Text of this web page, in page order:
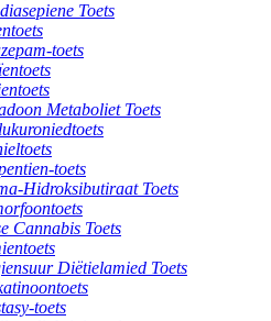
Toets
toets
Metaboliet Toets
toets
Hidroksibutiraat Toets
Cannabis Toets
Diëtielamied Toets
toets